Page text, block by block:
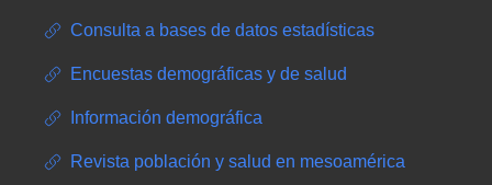
Consulta a bases de datos estadísticas
Encuestas demográficas y de salud
Información demográfica
Revista población y salud en mesoamérica